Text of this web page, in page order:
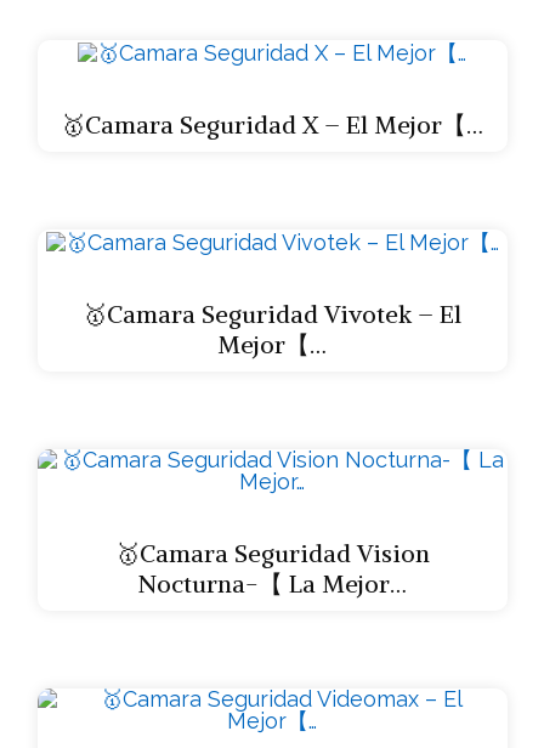
🥇Camara Seguridad X – El Mejor【…
🥇Camara Seguridad Vivotek – El
Mejor【…
🥇Camara Seguridad Vision
Nocturna-【 La Mejor…